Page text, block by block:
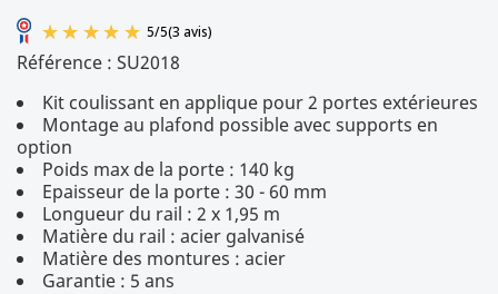
5 /5(3 avis)
Référence : SU2018
Kit coulissant en applique pour 2 portes extérieures
Montage au plafond possible avec supports en
option
Poids max de la porte : 140 kg
Epaisseur de la porte : 30 - 60 mm
Longueur du rail : 2 x 1,95 m
Matière du rail : acier galvanisé
Matière des montures : acier
Garantie : 5 ans